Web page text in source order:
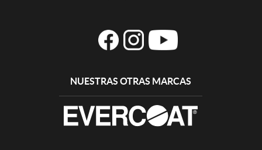
NUESTRAS OTRAS MARCAS